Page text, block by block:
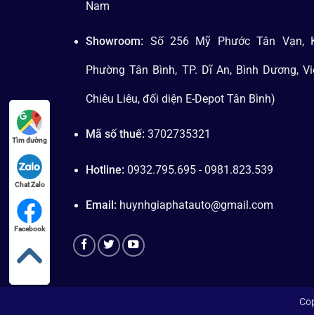
Nam
Showroom: Số 256 Mỹ Phước Tân Vạn,
Phường Tân Bình, TP. Dĩ An, Bình Dương,
Chiêu Liêu, đối diện E-Depot Tân Bình)
Mã số thuế:3702735321
Hotline: 0932.795.695 - 0981.823.539
Email: huynhgiaphatauto@gmail.com
Tìm đường
Chat Zalo
Facebook